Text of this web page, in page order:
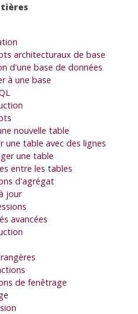
architecturaux de base
d'une base de données
à une base
nouvelle table
une table avec des lignes
une table
entre les tables
d'agrégat
jour
avancées
de fenêtrage